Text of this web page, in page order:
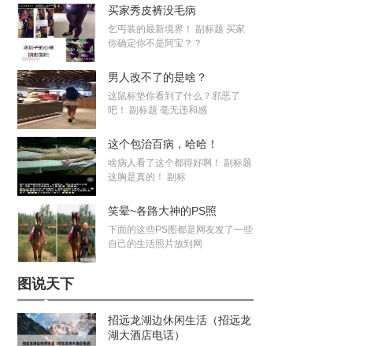
买家秀皮裤没毛病
乞丐装的最新境界！ 副标题 买家
你确定你不是阿宝？？
男人改不了的是啥？
这鼠标垫你看到了什么？邪恶了
吧！ 副标题 毫无违和感
这个包治百病，哈哈！
啥病人看了这个都得好啊！ 副标题
这胸是真的！ 副标
笑晕~各路大神的PS照
下面的这些PS图都是网友发了一些
自己的生活照片放到网
图说天下
招远龙湖边休闲生活（招远龙
湖大酒店电话）